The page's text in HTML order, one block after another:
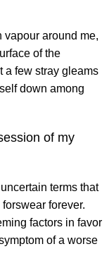
around me,
of the
a few stray gleams
down among
of my
terms that
forever.
factors in favor
of a worse